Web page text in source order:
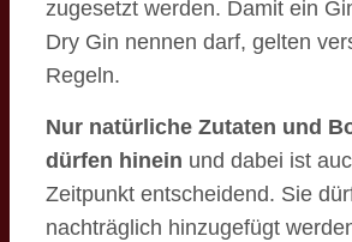
zugesetzt werden. Damit ein
Dry Gin nennen darf, gelten
Regeln.
Nur natürliche Zutaten und
dürfen hinein und dabei ist
Zeitpunkt entscheidend. Sie
nachträglich hinzugefügt